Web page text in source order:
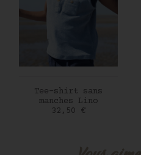
AJOUTER AU PANIER
Tee-shirt sans
manches Lino
Prix
32,50 €
des données